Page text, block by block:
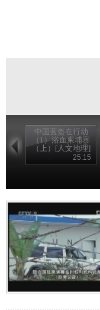
中国蓝盔在行动
（1）浴血柬埔寨
（上）[人文地理]
25:15